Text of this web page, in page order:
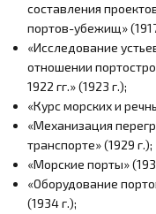
составления
портов-убежищ»
«Исследование
отношении
1922 гг.» (1923 г.);
«Курс морских и
«Механизация
транспорте» (1929 г.);
«Морские порты»
«Оборудование
(1934 г.);